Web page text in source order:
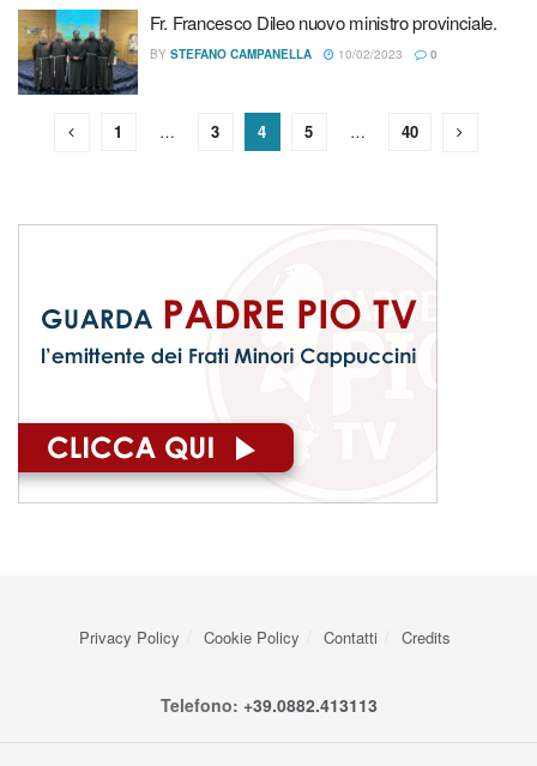
Fr. Francesco Dileo nuovo ministro provinciale.
BY STEFANO CAMPANELLA 10/02/2023 0
1 … 3 4 5 … 40
Privacy Policy Cookie Policy Contatti Credits
Telefono: +39.0882.413113